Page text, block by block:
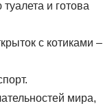
и готова
с котиками –
мира,